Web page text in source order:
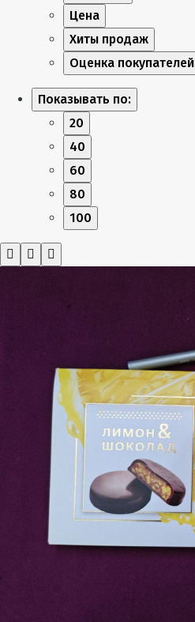
Цена
Хиты продаж
Оценка покупателей
Показывать по:
20
40
60
80
100